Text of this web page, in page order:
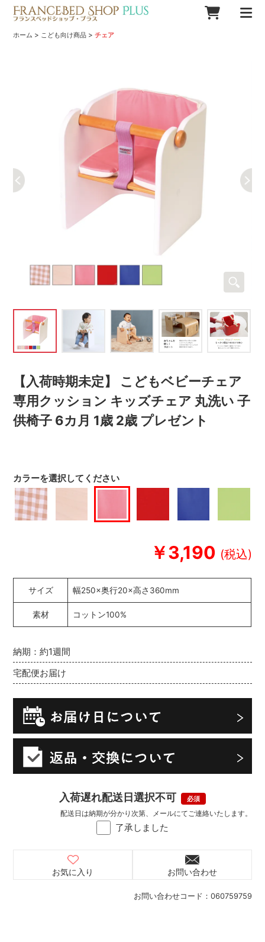
ホーム > こども向け商品 >チェア
【入荷時期未定】 こどもベビーチェア
専用クッション キッズチェア 丸洗い 子
供椅子 6カ月 1歳 2歳 プレゼント
￥3,190
お問い合わせコード： 060759759
納期：約1週間
宅配便お届け
入荷遅れ配送日選択不可
了承しました
配送日は納期が分かり次第、メールにてご連絡いたします。
カラーを選択してください
お気に入り お問い合わせ
サイズ 幅250×奥行20×高さ360mm
素材 コットン100%